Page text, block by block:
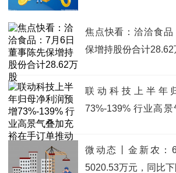
焦点快看：洽洽食
保增持股份合计28.62
联动科技上半年
73%-139% 行业高
微动态丨金新农：
5020.53万元，同比